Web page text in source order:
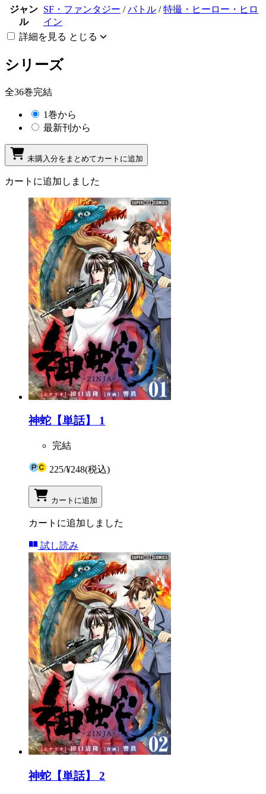
ジャン
ル
SF・ファンタジー /バトル /特撮・ヒーロー・ヒロ
イン
詳細を見る とじる
シリーズ
全36巻完結
1巻から
最新刊から
未購入分をまとめてカートに追加
カートに追加しました
神蛇【単話】 1
完結
225/¥248(税込)
カートに追加
カートに追加しました
試し読み
神蛇【単話】 2